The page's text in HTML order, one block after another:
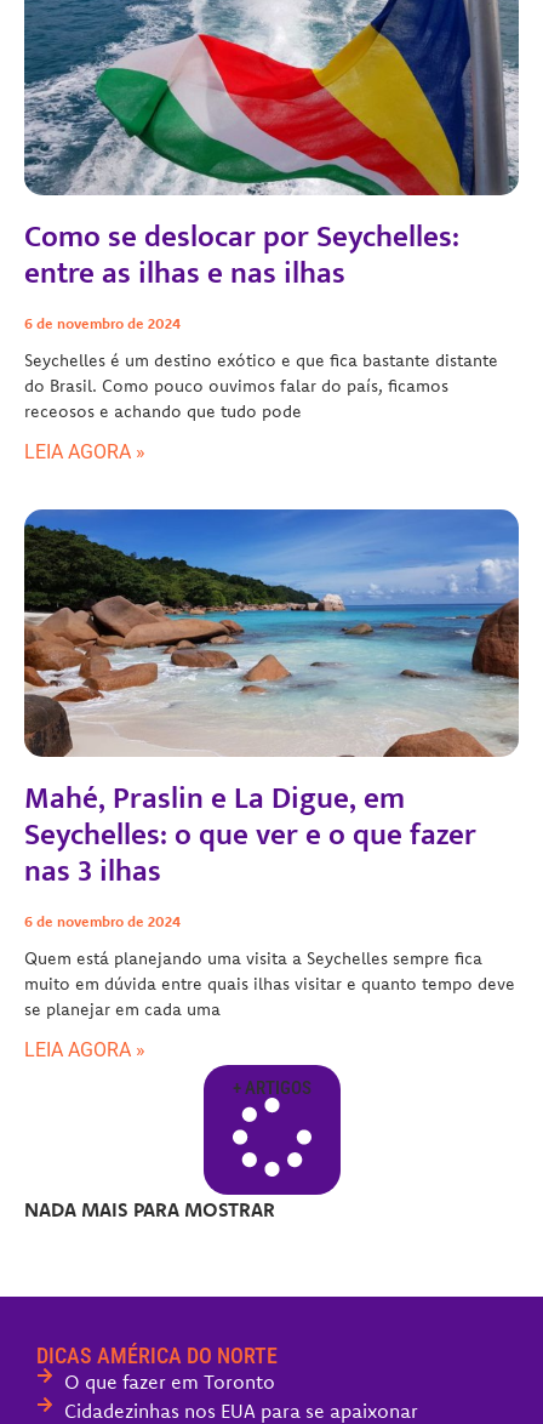
Como se deslocar por Seychelles:
entre as ilhas e nas ilhas
6 de novembro de 2024
Seychelles é um destino exótico e que fica bastante distante
do Brasil. Como pouco ouvimos falar do país, ficamos
receosos e achando que tudo pode
LEIA AGORA »
Mahé, Praslin e La Digue, em
Seychelles: o que ver e o que fazer
nas 3 ilhas
6 de novembro de 2024
Quem está planejando uma visita a Seychelles sempre fica
muito em dúvida entre quais ilhas visitar e quanto tempo deve
se planejar em cada uma
LEIA AGORA »
+ ARTIGOS
NADA MAIS PARA MOSTRAR
DICAS AMÉRICA DO NORTE
O que fazer em Toronto
Cidadezinhas nos EUA para se apaixonar